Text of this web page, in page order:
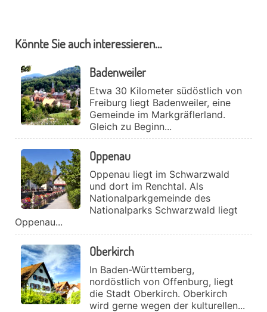
Könnte Sie auch interessieren...
Badenweiler
Etwa 30 Kilometer südöstlich von
Freiburg liegt Badenweiler, eine
Gemeinde im Markgräflerland.
Gleich zu Beginn...
Oppenau
Oppenau liegt im Schwarzwald
und dort im Renchtal. Als
Nationalparkgemeinde des
Nationalparks Schwarzwald liegt
Oppenau...
Oberkirch
In Baden-Württemberg,
nordöstlich von Offenburg, liegt
die Stadt Oberkirch. Oberkirch
wird gerne wegen der kulturellen...